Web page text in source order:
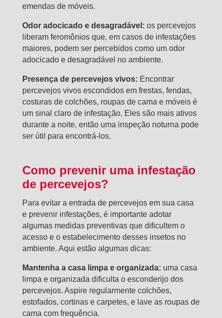
emendas de móveis.
Odor adocicado e desagradável: os percevejos
liberam feromônios que, em casos de infestações
maiores, podem ser percebidos como um odor
adocicado e desagradável no ambiente.
Presença de percevejos vivos: Encontrar
percevejos vivos escondidos em frestas, fendas,
costuras de colchões, roupas de cama e móveis é
um sinal claro de infestação. Eles são mais ativos
durante a noite, então uma inspeção noturna pode
ser útil para encontrá-los.
Como prevenir uma infestação
de percevejos?
Para evitar a entrada de percevejos em sua casa
e prevenir infestações, é importante adotar
algumas medidas preventivas que dificultem o
acesso e o estabelecimento desses insetos no
ambiente. Aqui estão algumas dicas:
Mantenha a casa limpa e organizada: uma casa
limpa e organizada dificulta o esconderijo dos
percevejos. Aspire regularmente colchões,
estofados, cortinas e carpetes, e lave as roupas de
cama com frequência.